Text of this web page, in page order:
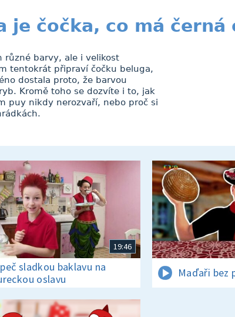
čočka, co má černá
různé barvy, ale i velikost
tentokrát připraví čočku beluga,
dostala proto, že barvou
Kromě toho se dozvíte i to, jak
puy nikdy nerozvaří, nebo proč si
19:46
sladkou baklavu na
oslavu
Maďaři bez